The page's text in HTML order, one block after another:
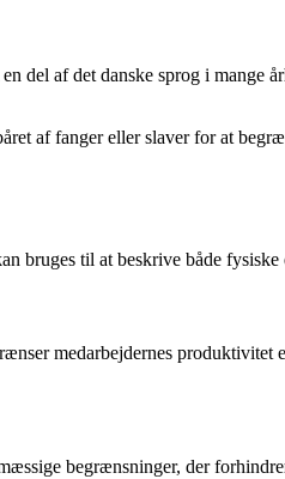
del af det danske sprog i
af fanger eller slaver for at
bruges til at beskrive både
medarbejdernes
begrænsninger, der